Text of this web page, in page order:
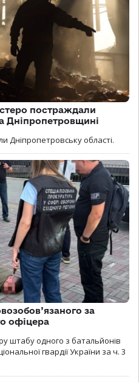
постраждали
Дніпропетровщині
Дніпропетровську області.
за
офіцера
штабу одного з батальйонів
гвардії України за ч. 3